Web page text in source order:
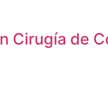
Cirugía de